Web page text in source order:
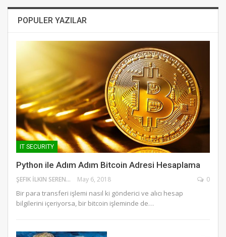
POPULER YAZILAR
IT SECURITY
Python ile Adım Adım Bitcoin Adresi Hesaplama
ŞEFIK İLKIN SERENGIL May 6, 2018 0
Bir para transferi işlemi nasıl ki gönderici ve alıcı hesap
bilgilerini içeriyorsa, bir bitcoin işleminde de…